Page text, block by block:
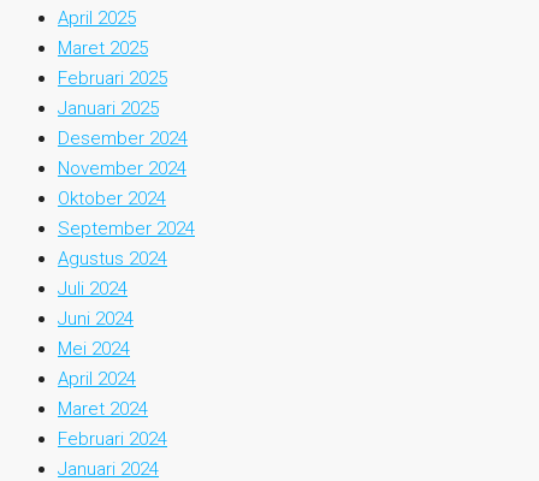
April 2025
Maret 2025
Februari 2025
Januari 2025
Desember 2024
November 2024
Oktober 2024
September 2024
Agustus 2024
Juli 2024
Juni 2024
Mei 2024
April 2024
Maret 2024
Februari 2024
Januari 2024